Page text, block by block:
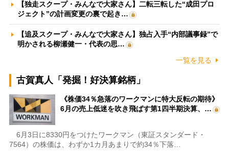
【独走スクープ・みんなで大家さん】二転三転した“成田プロ
ジェクト”の計画変更の裏で起き…
【追及スクープ・みんなで大家さん】独占入手“内部議事録”で
明かされる柳瀬健一・代表の思…
一覧を見る
古賀真人「発掘！好決算銘柄」
《株価34％急落のワークマンに特大反転の期待》
6月の売上低迷を吹き飛ばす第1四半期決算、…
6月3日に8330円をつけたワークマン（東証スタンダード・
7564）の株価は、わずか1カ月あまりで約34％下落…